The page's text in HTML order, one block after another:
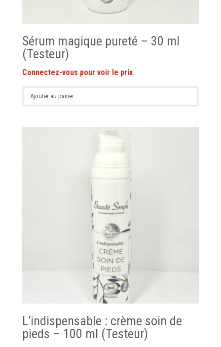
Sérum magique pureté – 30 ml
(Testeur)
Ajouter au panier
L’indispensable : crème soin de
pieds – 100 ml (Testeur)